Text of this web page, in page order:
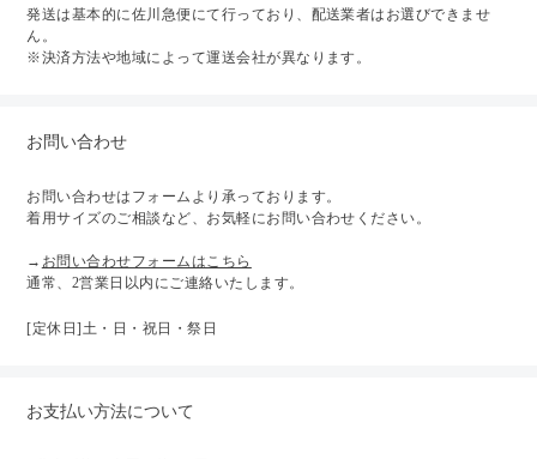
発送は基本的に佐川急便にて行っており、配送業者はお選びできませ
ん。
※決済方法や地域によって運送会社が異なります。
お問い合わせ
お問い合わせはフォームより承っております。
着用サイズのご相談など、お気軽にお問い合わせください。
→ お問い合わせフォームはこちら
通常、2営業日以内にご連絡いたします。
[定休日]土・日・祝日・祭日
お支払い方法について